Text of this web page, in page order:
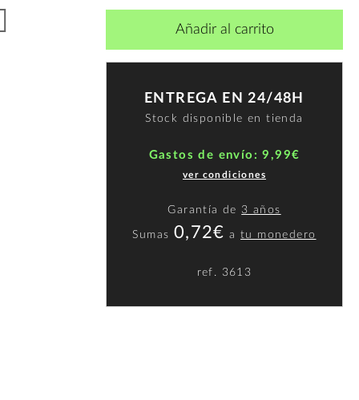
Añadir al carrito
ENTREGA EN 24/48H
Stock disponible en tienda
Gastos de envío: 9,99€
ver condiciones
Garantía de 3 años
Sumas 0,72€ atu monedero
ref. 3613